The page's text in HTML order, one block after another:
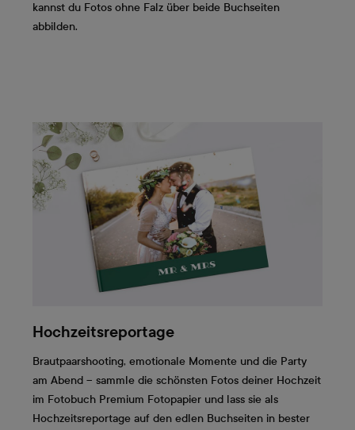
kannst du Fotos ohne Falz über beide Buchseiten
abbilden.
Hochzeitsreportage
Brautpaarshooting, emotionale Momente und die Party
am Abend – sammle die schönsten Fotos deiner Hochzeit
im Fotobuch Premium Fotopapier und lass sie als
Hochzeitsreportage auf den edlen Buchseiten in bester